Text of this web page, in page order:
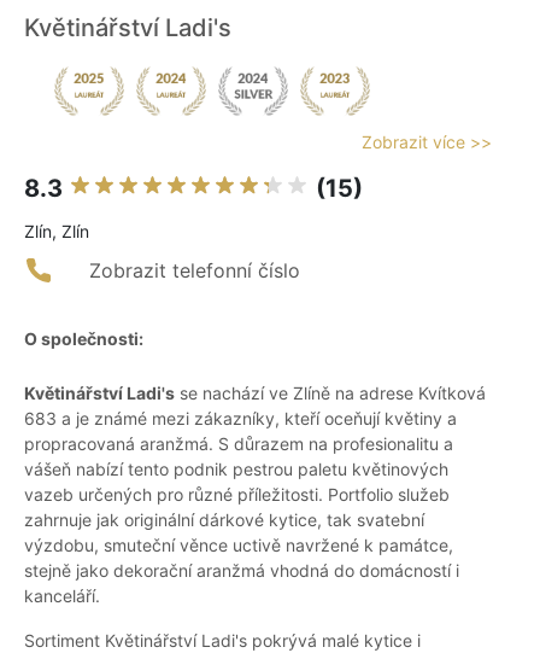
Květinářství Ladi's
Zobrazit více >>
8.3 (15)
Zlín, Zlín
Zobrazit telefonní číslo
O společnosti:
Květinářství Ladi's se nachází ve Zlíně na adrese Kvítková
683 a je známé mezi zákazníky, kteří oceňují květiny a
propracovaná aranžmá. S důrazem na profesionalitu a
vášeň nabízí tento podnik pestrou paletu květinových
vazeb určených pro různé příležitosti. Portfolio služeb
zahrnuje jak originální dárkové kytice, tak svatební
výzdobu, smuteční věnce uctivě navržené k památce,
stejně jako dekorační aranžmá vhodná do domácností i
kanceláří.
Sortiment Květinářství Ladi's pokrývá malé kytice i